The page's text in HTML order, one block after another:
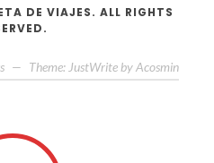
DE VIAJES. ALL RIGHTS
— Theme: JustWrite by Acosmin